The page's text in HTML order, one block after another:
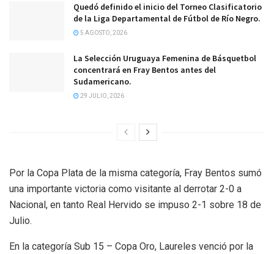
Quedó definido el inicio del Torneo Clasificatorio
de la Liga Departamental de Fútbol de Río Negro.
5 AGOSTO, 2026
La Selección Uruguaya Femenina de Básquetbol
concentrará en Fray Bentos antes del
Sudamericano.
29 JULIO, 2026
Por la Copa Plata de la misma categoría, Fray Bentos sumó
una importante victoria como visitante al derrotar 2-0 a
Nacional, en tanto Real Hervido se impuso 2-1 sobre 18 de
Julio.
En la categoría Sub 15 – Copa Oro, Laureles venció por la